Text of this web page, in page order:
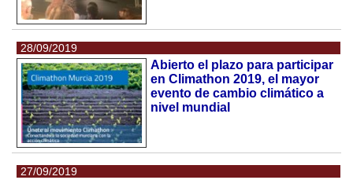
28/09/2019
Abierto el plazo para participar
en Climathon 2019, el mayor
evento de cambio climático a
nivel mundial
27/09/2019